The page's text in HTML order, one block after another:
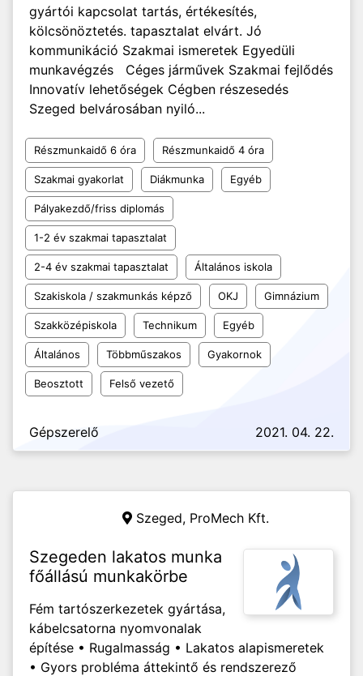
gyártói kapcsolat tartás, értékesítés,
kölcsönöztetés. tapasztalat elvárt. Jó
kommunikáció Szakmai ismeretek Egyedüli
munkavégzés Céges járművek Szakmai fejlődés
Innovatív lehetőségek Cégben részesedés
Szeged belvárosában nyiló...
Részmunkaidő 6 óra Részmunkaidő 4 óra
Szakmai gyakorlat Diákmunka Egyéb
Pályakezdő/friss diplomás
1-2 év szakmai tapasztalat
2-4 év szakmai tapasztalat Általános iskola
Szakiskola / szakmunkás képző OKJ Gimnázium
Szakközépiskola Technikum Egyéb
Általános Többműszakos Gyakornok
Beosztott Felső vezető
Gépszerelő 2021. 04. 22.
Szeged, ProMech Kft.
Szegeden lakatos munka
főállású munkakörbe
Fém tartószerkezetek gyártása,
kábelcsatorna nyomvonalak
építése • Rugalmasság • Lakatos alapismeretek
• Gyors probléma áttekintő és rendszerező